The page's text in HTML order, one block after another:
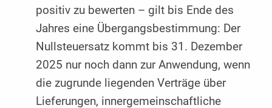
positiv zu bewerten – gilt bis Ende des
Jahres eine Übergangsbestimmung: Der
Nullsteuersatz kommt bis 31. Dezember
2025 nur noch dann zur Anwendung, wenn
die zugrunde liegenden Verträge über
Lieferungen, innergemeinschaftliche